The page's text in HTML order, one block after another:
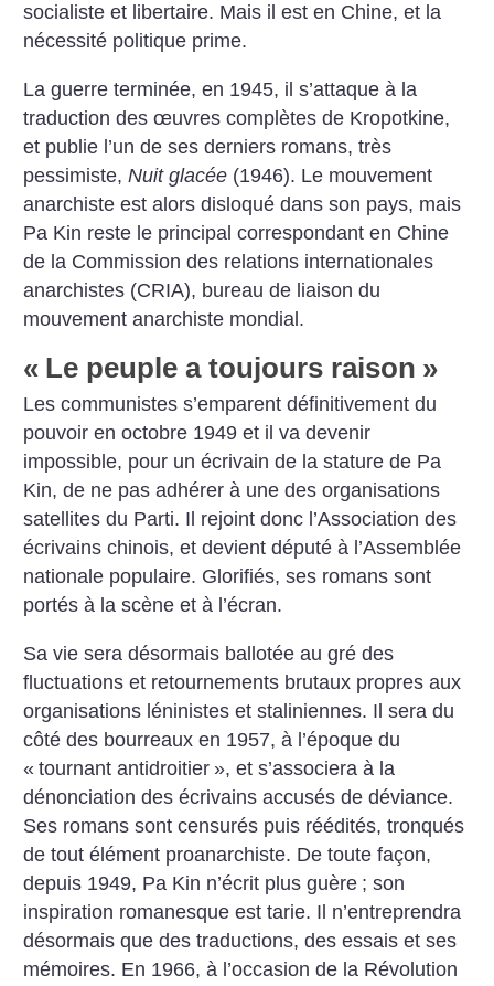
socialiste et libertaire. Mais il est en Chine, et la
nécessité politique prime.
La guerre terminée, en 1945, il s’attaque à la
traduction des œuvres complètes de Kropotkine,
et publie l’un de ses derniers romans, très
pessimiste,Nuit glacée (1946). Le mouvement
anarchiste est alors disloqué dans son pays, mais
Pa Kin reste le principal correspondant en Chine
de la Commission des relations internationales
anarchistes (CRIA), bureau de liaison du
mouvement anarchiste mondial.
« Le peuple a toujours raison »
Les communistes s’emparent définitivement du
pouvoir en octobre 1949 et il va devenir
impossible, pour un écrivain de la stature de Pa
Kin, de ne pas adhérer à une des organisations
satellites du Parti. Il rejoint donc l’Association des
écrivains chinois, et devient député à l’Assemblée
nationale populaire. Glorifiés, ses romans sont
portés à la scène et à l’écran.
Sa vie sera désormais ballotée au gré des
fluctuations et retournements brutaux propres aux
organisations léninistes et staliniennes. Il sera du
côté des bourreaux en 1957, à l’époque du
« tournant antidroitier », et s’associera à la
dénonciation des écrivains accusés de déviance.
Ses romans sont censurés puis réédités, tronqués
de tout élément proanarchiste. De toute façon,
depuis 1949, Pa Kin n’écrit plus guère ; son
inspiration romanesque est tarie. Il n’entreprendra
désormais que des traductions, des essais et ses
mémoires. En 1966, à l’occasion de la Révolution